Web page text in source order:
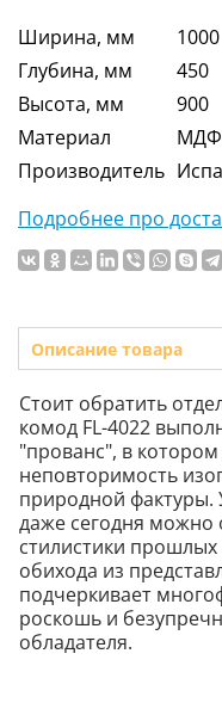
Ширина, мм
1000
Глубина, мм
450
Высота, мм
900
Материал
МДФ
Производитель
Подробнее про
Описание товара
Стоит обратить
комод FL-4022
"прованс", в
неповторимость
природной
даже сегодня можно
стилистики
обихода из
подчеркивает
роскошь и
обладателя.